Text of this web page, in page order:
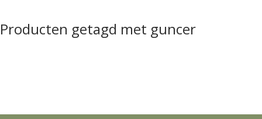
Producten getagd met guncer